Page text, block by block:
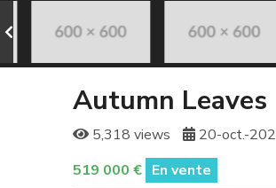
Autumn Leaves
5,318 views
20-oct.-
519 000 € En vente